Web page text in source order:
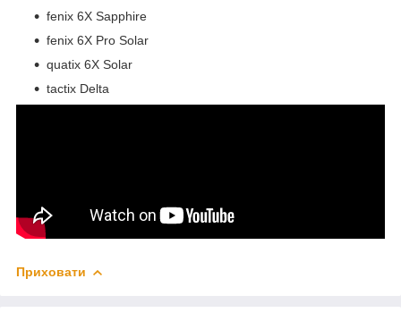
fenix 6X Sapphire
fenix 6X Pro Solar
quatix 6X Solar
tactix Delta
Приховати